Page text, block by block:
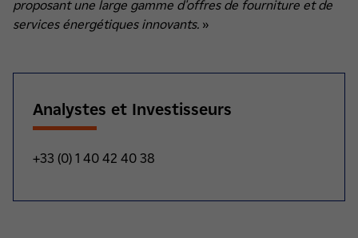
proposant une large gamme d'offres de fourniture et de
services énergétiques innovants. »
Analystes et Investisseurs
+33 (0) 1 40 42 40 38